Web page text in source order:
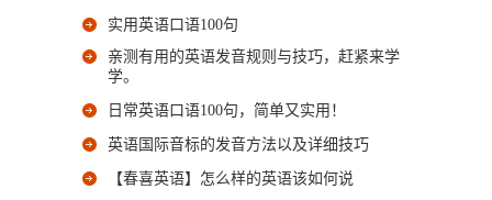
实用英语口语100句
亲测有用的英语发音规则与技巧，赶紧来学
学。
日常英语口语100句，简单又实用！
英语国际音标的发音方法以及详细技巧
【春喜英语】怎么样的英语该如何说